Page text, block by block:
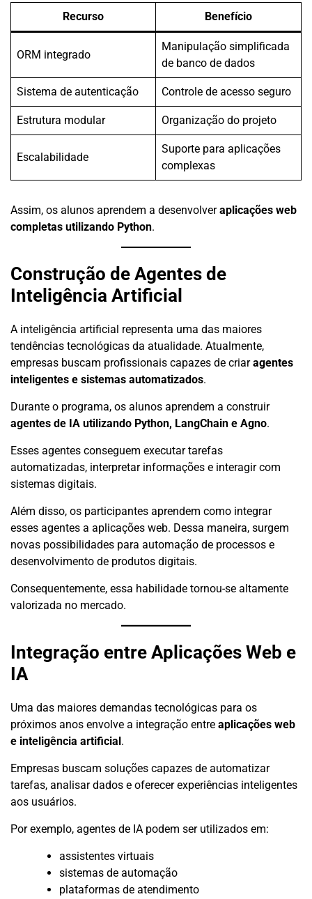
Recurso Benefício
ORM integrado
Manipulação simplificada
de banco de dados
Sistema de autenticação Controle de acesso seguro
Estrutura modular Organização do projeto
Escalabilidade
Suporte para aplicações
complexas
Assim, os alunos aprendem a desenvolveraplicações web
completas utilizando Python.
Construção de Agentes de
Inteligência Artificial
A inteligência artificial representa uma das maiores
tendências tecnológicas da atualidade. Atualmente,
empresas buscam profissionais capazes de criaragentes
inteligentes e sistemas automatizados.
Durante o programa, os alunos aprendem a construir
agentes de IA utilizando Python, LangChain e Agno.
Esses agentes conseguem executar tarefas
automatizadas, interpretar informações e interagir com
sistemas digitais.
Além disso, os participantes aprendem como integrar
esses agentes a aplicações web. Dessa maneira, surgem
novas possibilidades para automação de processos e
desenvolvimento de produtos digitais.
Consequentemente, essa habilidade tornou-se altamente
valorizada no mercado.
Integração entre Aplicações Web e
IA
Uma das maiores demandas tecnológicas para os
próximos anos envolve a integração entre aplicações web
e inteligência artificial .
Empresas buscam soluções capazes de automatizar
tarefas, analisar dados e oferecer experiências inteligentes
aos usuários.
Por exemplo, agentes de IA podem ser utilizados em:
assistentes virtuais
sistemas de automação
plataformas de atendimento